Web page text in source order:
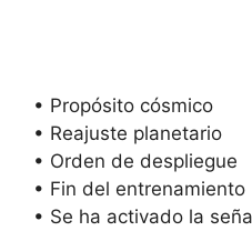
• Propósito cósmico
• Reajuste planetario
• Orden de despliegue
• Fin del entrenamiento
• Se ha activado la